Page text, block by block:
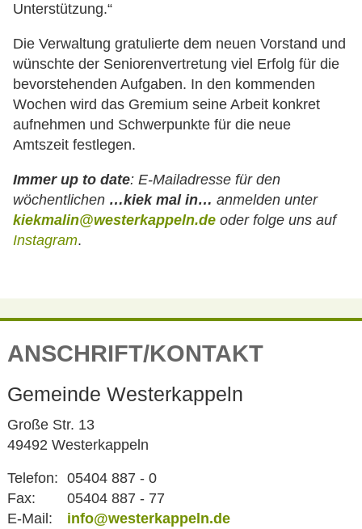
Unterstützung.“
Die Verwaltung gratulierte dem neuen Vorstand und
wünschte der Seniorenvertretung viel Erfolg für die
bevorstehenden Aufgaben. In den kommenden
Wochen wird das Gremium seine Arbeit konkret
aufnehmen und Schwerpunkte für die neue
Amtszeit festlegen.
Immer up to date: E-Mailadresse für den
wöchentlichen …kiek mal in… anmelden unter
kiekmalin@westerkappeln.de oder folge uns auf
Instagram.
ANSCHRIFT/KONTAKT
Gemeinde Westerkappeln
Große Str. 13
49492 Westerkappeln
Telefon: 05404 887 - 0
Fax:
05404 887 - 77
E-Mail:
info@westerkappeln.de